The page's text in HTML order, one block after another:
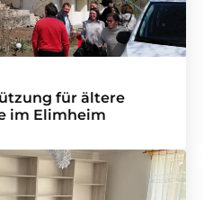
für ältere
im Elimheim